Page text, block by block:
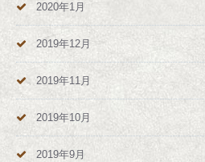
2020年1月
2019年12月
2019年11月
2019年10月
2019年9月